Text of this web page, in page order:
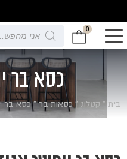
0
Products
search
כסא בר
בית » קטלוג » כסאות בר»כסא בר